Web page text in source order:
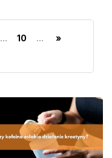
... 10 ...
»